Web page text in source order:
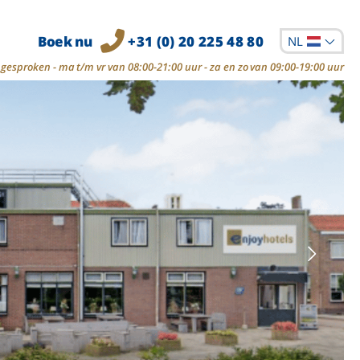
Boek nu +31 (0) 20 225 48 80 NL
- ma t/m vr van 08:00-21:00 uur - za en zo van 09:00-19:00 uur